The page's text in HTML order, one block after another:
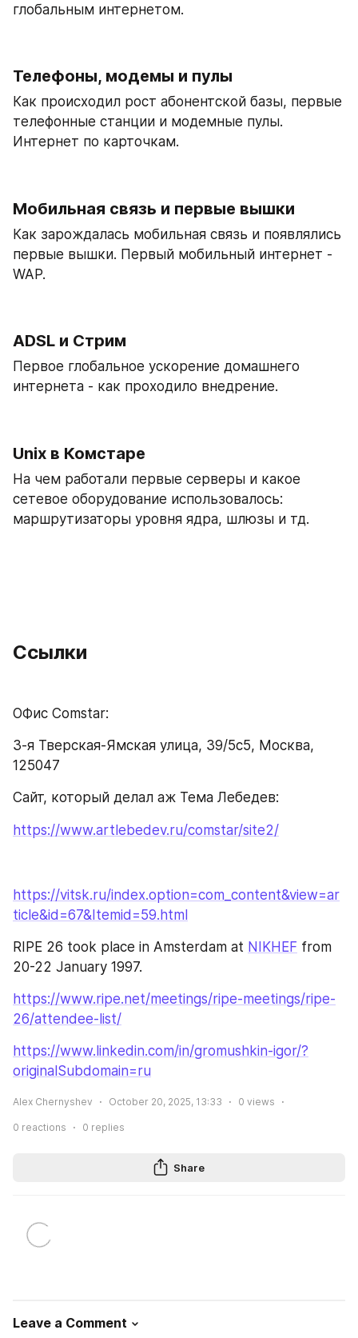
глобальным интернетом.
Телефоны, модемы и пулы
Как происходил рост абонентской базы, первые
телефонные станции и модемные пулы.
Интернет по карточкам.
Мобильная связь и первые вышки
Как зарождалась мобильная связь и появлялись
первые вышки. Первый мобильный интернет -
WAP.
ADSL и Стрим
Первое глобальное ускорение домашнего
интернета - как проходило внедрение.
Unix в Комстаре
На чем работали первые серверы и какое
сетевое оборудование использовалось:
маршрутизаторы уровня ядра, шлюзы и тд.
Ссылки
ОФис Comstar:
3-я Тверская-Ямская улица, 39/5с5, Москва,
125047
Сайт, который делал аж Тема Лебедев:
https://www.artlebedev.ru/comstar/site2/
https://vitsk.ru/index.option=com_content&view=ar
ticle&id=67&Itemid=59.html
RIPE 26 took place in Amsterdam at NIKHEF from
20-22 January 1997.
https://www.ripe.net/meetings/ripe-meetings/ripe-
26/attendee-list/
https://www.linkedin.com/in/gromushkin-igor/?
originalSubdomain=ru
Alex Chernyshev October 20, 2025, 13:33 0 views
0 reactions 0 replies
Share
Leave a Comment